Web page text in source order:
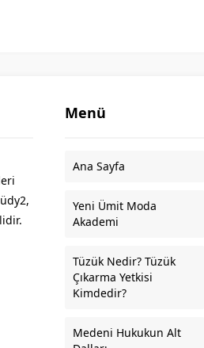
Menü
Ana Sayfa
Yeni Ümit Moda
Akademi
Tüzük Nedir? Tüzük
Çıkarma Yetkisi
Kimdedir?
Medeni Hukukun Alt